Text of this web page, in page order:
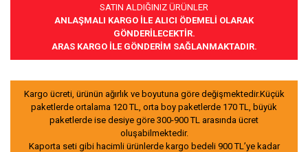
SATIN ALDIĞINIZ ÜRÜNLER
ANLAŞMALI KARGO İLE ALICI ÖDEMELİ OLARAK
GÖNDERİLECEKTİR.
ARAS KARGO İLE GÖNDERİM SAĞLANMAKTADIR.
Kargo ücreti, ürünün ağırlık ve boyutuna göre değişmektedir.Küçük
paketlerde ortalama 120 TL, orta boy paketlerde 170 TL, büyük
paketlerde ise desiye göre 300-900 TL arasında ücret
oluşabilmektedir.
Kaporta seti gibi hacimli ürünlerde kargo bedeli 900 TL’ye kadar